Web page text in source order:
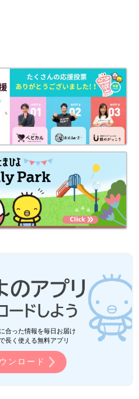
チャレンジしやすいトレーニン
10〜15回×3セットを目標に行
ツ
は、「途中でやめないこと」が
と思えば思うほど、人は無理をし
からエンジン全開で頑張りすぎ
下がってしまったり、からだを
ります。無理のない範囲で、自
合った情報を毎日お届け
長く使える無料アプリ
ンロード